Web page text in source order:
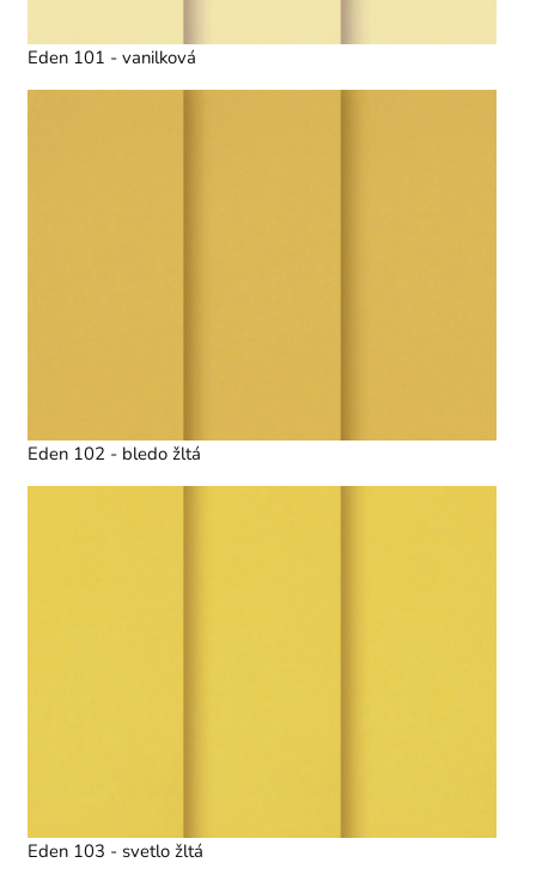
Eden 101 - vanilková
Eden 102 - bledo žltá
Eden 103 - svetlo žltá